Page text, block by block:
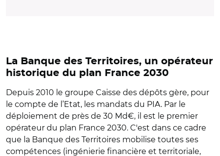
La Banque des Territoires, un opérateur
historique du plan France 2030
Depuis 2010 le groupe Caisse des dépôts gère, pour
le compte de l’Etat, les mandats du PIA. Par le
déploiement de près de 30 Md€, il est le premier
opérateur du plan France 2030. C'est dans ce cadre
que la Banque des Territoires mobilise toutes ses
compétences (ingénierie financière et territoriale,